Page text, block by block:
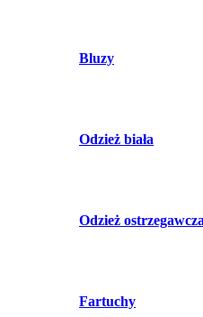
Bluzy
Odzież biała
Odzież ostrzegawcza
Fartuchy